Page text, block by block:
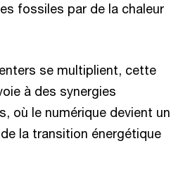
fossiles par de la chaleur
se multiplient, cette
à des synergies
où le numérique devient un
la transition énergétique